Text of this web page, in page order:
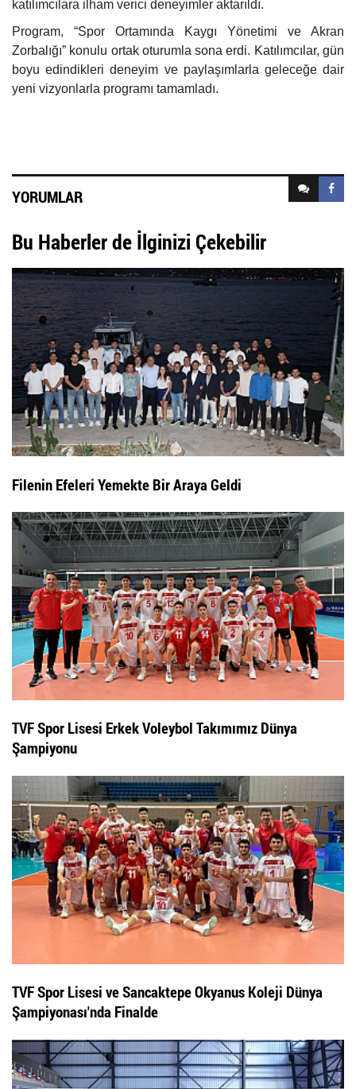
katılımcılara ilham verici deneyimler aktarıldı.
Program, “Spor Ortamında Kaygı Yönetimi ve Akran
Zorbalığı” konulu ortak oturumla sona erdi. Katılımcılar, gün
boyu edindikleri deneyim ve paylaşımlarla geleceğe dair
yeni vizyonlarla programı tamamladı.
YORUMLAR
Bu Haberler de İlginizi Çekebilir
Filenin Efeleri Yemekte Bir Araya Geldi
TVF Spor Lisesi Erkek Voleybol Takımımız Dünya
Şampiyonu
TVF Spor Lisesi ve Sancaktepe Okyanus Koleji Dünya
Şampiyonası'nda Finalde